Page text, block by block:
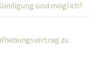
sind möglich?
zu